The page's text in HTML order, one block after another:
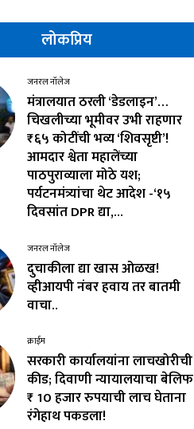
लोकप्रिय
जनरल नॉलेज
मंत्रालयात ठरली ‘डेडलाइन’…
चिखलीच्या भूमीवर उभी राहणार
₹६५ कोटींची भव्य ‘शिवसृष्टी’!
आमदार श्वेता महालेंच्या
पाठपुराव्याला मोठे यश;
पर्यटनमंत्र्यांचा थेट आदेश -‘१५
दिवसांत DPR द्या,...
जनरल नॉलेज
दुचाकीला द्या खास ओळख!
व्हीआयपी नंबर हवाय तर बातमी
वाचा..
क्राईम
सरकारी कार्यालयांना लाचखोरीची
कीड; दिवाणी न्यायालयाचा बेलिफ
₹ 10 हजार रुपयाची लाच घेताना
रंगेहाथ पकडला!